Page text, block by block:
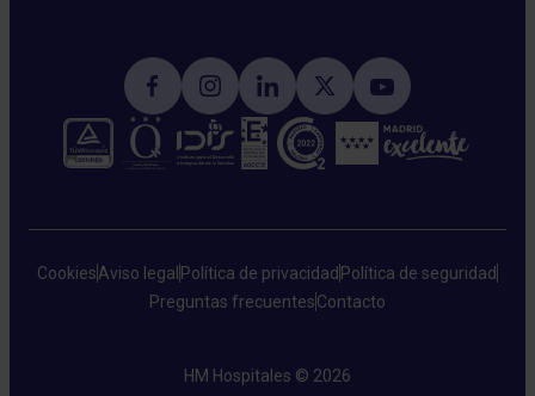
CookiesAviso legal Política de privacidad Política de seguridad
Preguntas frecuentesContacto
HM Hospitales © 2026